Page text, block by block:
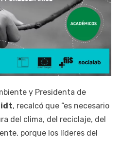
y Presidenta de
, recalcó que “es necesario
del clima, del reciclaje, del
porque los líderes del